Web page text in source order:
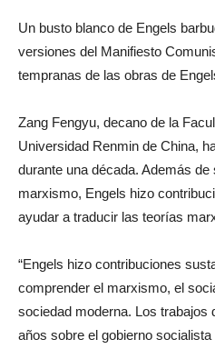
Un busto blanco de Engels
versiones del Manifiesto
tempranas de las obras de
Zang Fengyu, decano de la
Universidad Renmin de China,
durante una década. Además
marxismo, Engels hizo
ayudar a traducir las teorías
“Engels hizo contribuciones
comprender el marxismo, el
sociedad moderna. Los trabajos
años sobre el gobierno